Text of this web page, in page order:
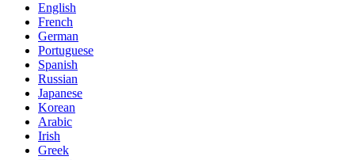
English
French
German
Portuguese
Spanish
Russian
Japanese
Korean
Arabic
Irish
Greek